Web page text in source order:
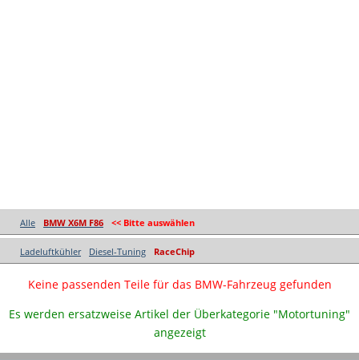
Alle BMW X6M F86 << Bitte auswählen
Ladeluftkühler Diesel-Tuning RaceChip
Keine passenden Teile für das BMW-Fahrzeug gefunden
Es werden ersatzweise Artikel der Überkategorie "Motortuning"
angezeigt